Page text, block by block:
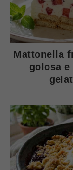
Mattonella
golosa